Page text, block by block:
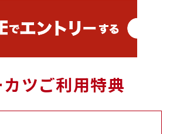
カツご利用特典